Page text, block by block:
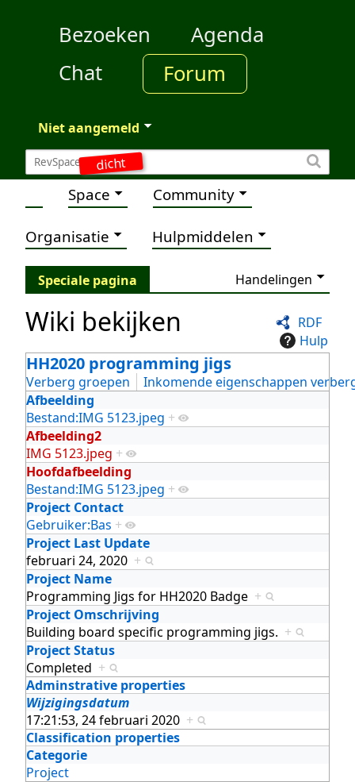
dicht
Bezoeken
Agenda
Chat
Forum
Niet aangemeld
Space Community
Organisatie Hulpmiddelen
Speciale pagina Handelingen
RDF
Hulp
Wiki bekijken
HH2020 programming jigs
Verberg groepen
Inkomende eigenschappen
Afbeelding
Bestand:IMG 5123.jpeg +
Afbeelding2
IMG 5123.jpeg +
Hoofdafbeelding
Bestand:IMG 5123.jpeg +
Project Contact
Gebruiker:Bas +
Project Last Update
februari 24, 2020 +
Project Name
Programming Jigs for HH2020 Badge +
Project Omschrijving
Building board specific programming jigs. +
Project Status
Completed +
Adminstrative properties
Wijzigingsdatum
17:21:53, 24 februari 2020 +
Classification properties
Categorie
Project